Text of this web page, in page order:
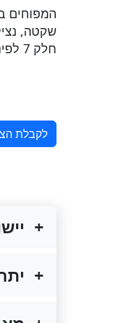
חלק 7 לפינוי עשן בשעת חירום.
לקבלת